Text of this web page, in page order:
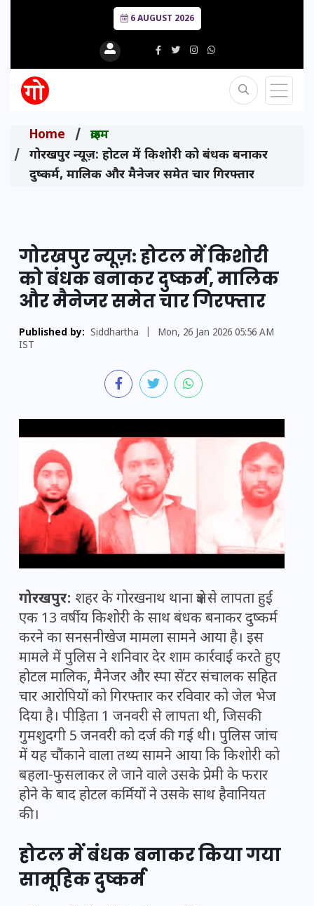
6 AUGUST 2026
Home
क्राइम
गोरखपुर न्यूज़: होटल में किशोरी को बंधक बनाकर
दुष्कर्म, मालिक और मैनेजर समेत चार गिरफ्तार
गोरखपुर न्यूज़: होटल में किशोरी
को बंधक बनाकर दुष्कर्म, मालिक
और मैनेजर समेत चार गिरफ्तार
Published by: Siddhartha
Mon, 26 Jan 2026 05:56 AM
IST
गोरखपुर: शहर के गोरखनाथ थाना क्षेत्र से लापता हुई
एक 13 वर्षीय किशोरी के साथ बंधक बनाकर दुष्कर्म
करने का सनसनीखेज मामला सामने आया है। इस
मामले में पुलिस ने शनिवार देर शाम कार्रवाई करते हुए
होटल मालिक, मैनेजर और स्पा सेंटर संचालक सहित
चार आरोपियों को गिरफ्तार कर रविवार को जेल भेज
दिया है। पीड़िता 1 जनवरी से लापता थी, जिसकी
गुमशुदगी 5 जनवरी को दर्ज की गई थी। पुलिस जांच
में यह चौंकाने वाला तथ्य सामने आया कि किशोरी को
बहला-फुसलाकर ले जाने वाले उसके प्रेमी के फरार
होने के बाद होटल कर्मियों ने उसके साथ हैवानियत
की।
होटल में बंधक बनाकर किया गया
सामूहिक दुष्कर्म